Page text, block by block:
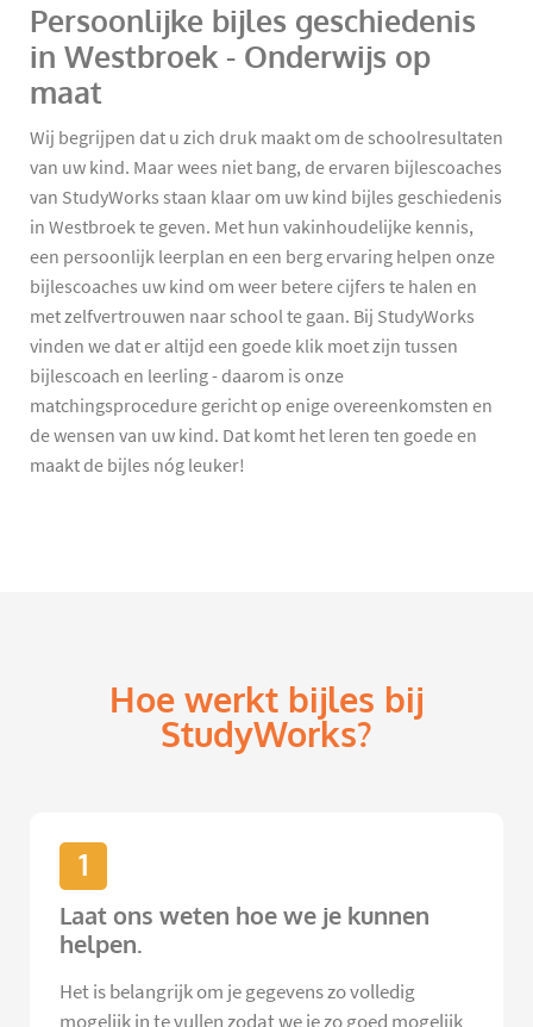
Persoonlijke bijles geschiedenis
in Westbroek - Onderwijs op
maat
Wij begrijpen dat u zich druk maakt om de schoolresultaten
van uw kind. Maar wees niet bang, de ervaren bijlescoaches
van StudyWorks staan klaar om uw kind bijles geschiedenis
in Westbroek te geven. Met hun vakinhoudelijke kennis,
een persoonlijk leerplan en een berg ervaring helpen onze
bijlescoaches uw kind om weer betere cijfers te halen en
met zelfvertrouwen naar school te gaan. Bij StudyWorks
vinden we dat er altijd een goede klik moet zijn tussen
bijlescoach en leerling - daarom is onze
matchingsprocedure gericht op enige overeenkomsten en
de wensen van uw kind. Dat komt het leren ten goede en
maakt de bijles nóg leuker!
Hoe werkt bijles bij
StudyWorks?
1
Laat ons weten hoe we je kunnen
helpen.
Het is belangrijk om je gegevens zo volledig
mogelijk in te vullen zodat we je zo goed mogelijk